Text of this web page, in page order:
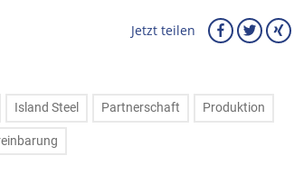
Jetzt teilen
Island Steel Partnerschaft Produktion